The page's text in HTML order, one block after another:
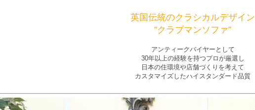
英国伝統のクラシカルデザイン
”クラブマンソファ”
アンティークバイヤーとして
30年以上の経験を持つプロが厳選し
日本の住環境や店舗づくりを考えて
カスタマイズしたハイスタンダード品質